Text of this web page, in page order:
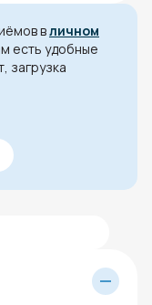
вличном
есть удобные
загрузка